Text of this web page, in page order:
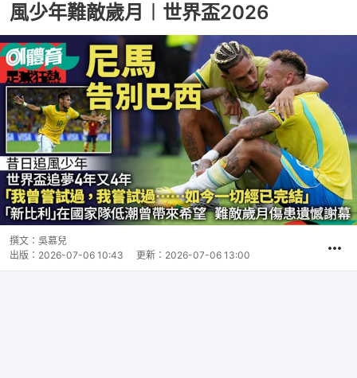
風少年難敵歲月︱世界盃2026
撰文： 吳慕兒
出版： 2026-07-06 10:43 更新： 2026-07-06 13:00